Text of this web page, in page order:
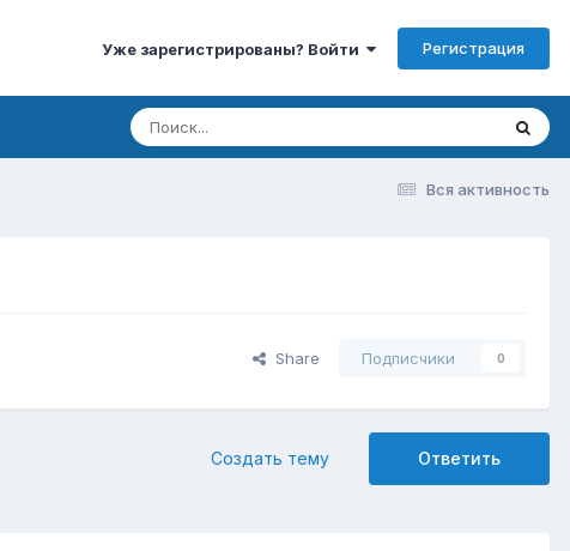
Уже зарегистрированы? Войти Регистрация
Вся активность
Share Подписчики 0
Ответить
Создать тему